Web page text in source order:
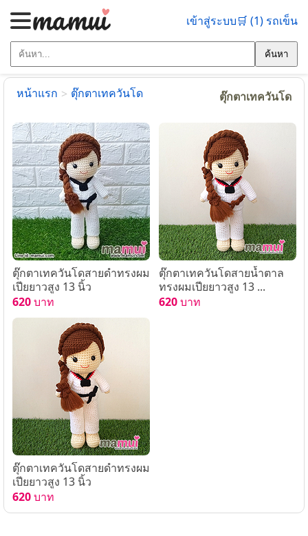
เข้าสู่ระบบ🛒 (1) รถเข็น
ค้นหา
หน้าแรก > ตุ๊กตาเทควันโด ตุ๊กตาเทควันโด
ตุ๊กตาเทควันโดสายดำทรงผม
เปียยาวสูง 13 นิ้ว
620บาท
ตุ๊กตาเทควันโดสายน้ำตาล
ทรงผมเปียยาวสูง 13 ...
620บาท
ตุ๊กตาเทควันโดสายดำทรงผม
เปียยาวสูง 13 นิ้ว
620บาท